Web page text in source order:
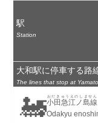
駅
Station
大和駅に停車する路
The lines that stop at
🚂小田急江ノ島線
おだきゅうえのしません
Odakyu